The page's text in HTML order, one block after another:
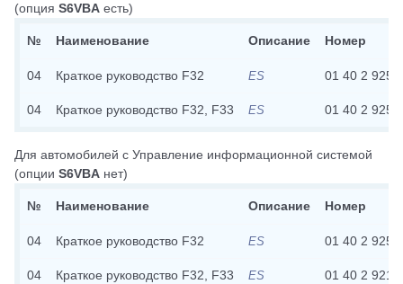
(опция S6VBA есть)
№ Наименование Описание Номер
04 Краткое руководство F32 ES 01 40 2 925
04 Краткое руководство F32, F33 ES 01 40 2 925
Для автомобилей с Управление информационной системой
(опции S6VBA нет)
№ Наименование Описание Номер
04 Краткое руководство F32 ES 01 40 2 925
04 Краткое руководство F32, F33 ES 01 40 2 921